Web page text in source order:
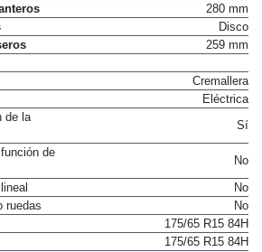
280 mm
Disco
259 mm
Cremallera
Eléctrica
de la
Sí
de
No
No
ruedas
No
175/65 R15 84H
175/65 R15 84H